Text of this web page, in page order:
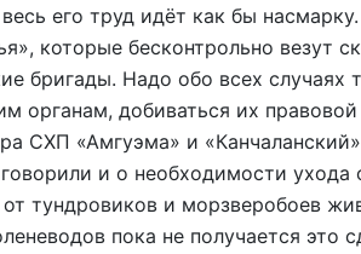
его труд идёт как бы
которые бесконтрольно везут
бригады. Надо обо всех случаях
органам, добиваться их правовой
СХП «Амгуэма» и
и о необходимости ухода
тундровиков и морзверобоев
пока не получается это